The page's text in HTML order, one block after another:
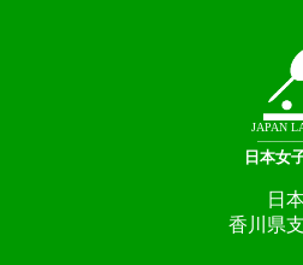
JAPAN
日本女
日
香川県